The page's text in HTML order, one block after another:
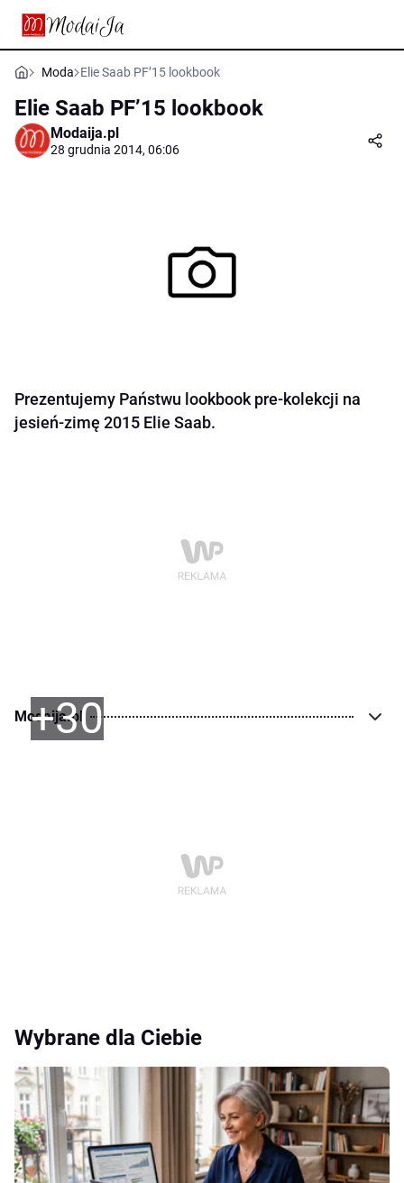
Moda Elie Saab PF’15 lookbook
Elie Saab PF’15 lookbook
Modaija.pl
28 grudnia 2014, 06:06
Prezentujemy Państwu lookbook pre-kolekcji na
jesień-zimę 2015 Elie Saab.
+30
Modaija.pl
Wybrane dla Ciebie